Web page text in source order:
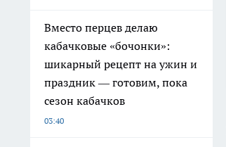
Вместо перцев делаю
кабачковые «бочонки»:
шикарный рецепт на ужин и
праздник — готовим, пока
сезон кабачков
03:40